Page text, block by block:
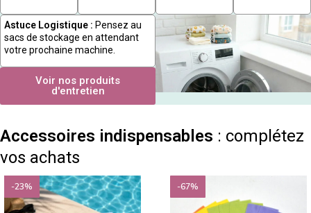
Astuce Logistique : Pensez au
sacs de stockage en attendant
votre prochaine machine.
Voir nos produits
d'entretien
Accessoires indispensables : complétez
vos achats
-23% -67%